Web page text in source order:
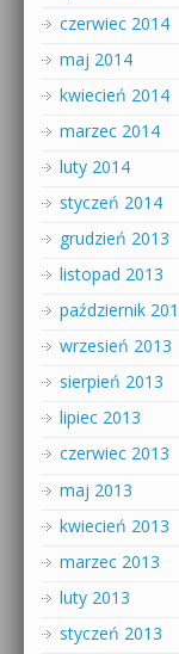
czerwiec 2014
maj 2014
kwiecień 2014
marzec 2014
luty 2014
styczeń 2014
grudzień 2013
listopad 2013
październik
wrzesień 2013
sierpień 2013
lipiec 2013
czerwiec 2013
maj 2013
kwiecień 2013
marzec 2013
luty 2013
styczeń 2013